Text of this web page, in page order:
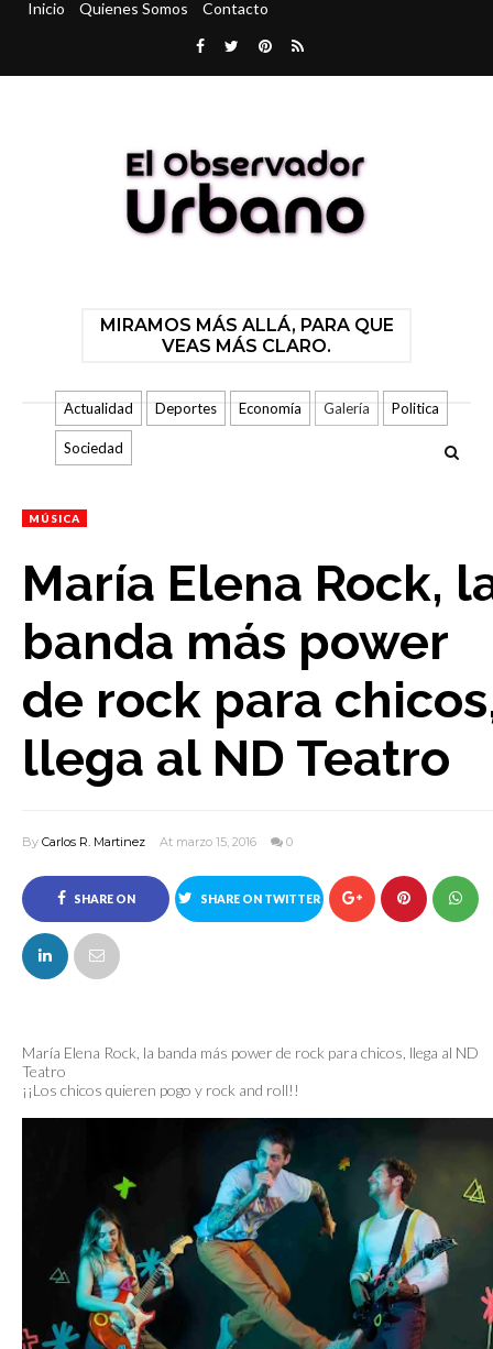
Inicio Quienes Somos Contacto
MIRAMOS MÁS ALLÁ, PARA QUE
VEAS MÁS CLARO.
Actualidad Deportes Economía Galería Politica
Sociedad
MÚSICA
María Elena Rock,
banda más power
de rock para
llega al ND Teatro
By Carlos R. Martinez At marzo 15, 2016 0
SHARE ON
FACEBOOK
SHARE ON TWITTER
María Elena Rock, la banda más power de rock para chicos, llega al ND
Teatro
¡¡Los chicos quieren pogo y rock and roll!!